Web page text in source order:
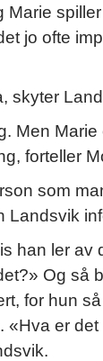
Marie
jo ofte
skyter
Men
forteller
som
Landsvik
han ler av
Og så
for hun
«Hva er